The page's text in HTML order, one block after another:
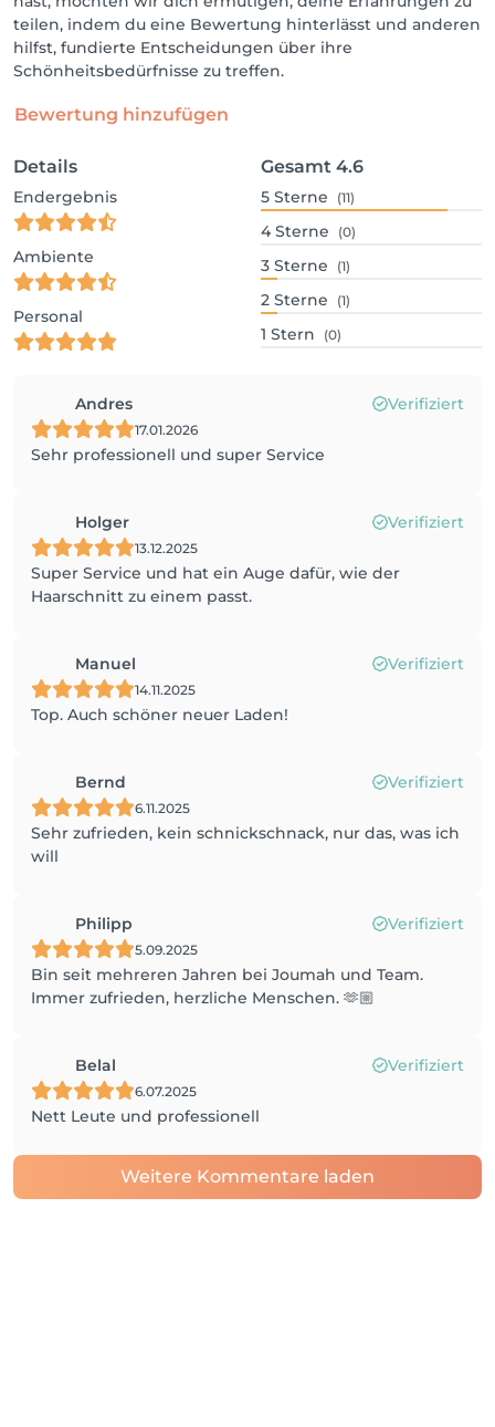
teilen, indem du eine Bewertung hinterlässt und anderen
hilfst, fundierte Entscheidungen über ihre
Schönheitsbedürfnisse zu treffen.
Bewertung hinzufügen
Details
Endergebnis
Ambiente
Personal
Gesamt 4.6
5 Sterne (11)
4 Sterne (0)
3 Sterne (1)
2 Sterne (1)
1 Stern (0)
Andres Verifiziert
17.01.2026
Sehr professionell und super Service
Holger Verifiziert
13.12.2025
Super Service und hat ein Auge dafür, wie der
Haarschnitt zu einem passt.
Manuel Verifiziert
14.11.2025
Top. Auch schöner neuer Laden!
Bernd Verifiziert
6.11.2025
Sehr zufrieden, kein schnickschnack, nur das, was ich
will
Philipp Verifiziert
5.09.2025
Bin seit mehreren Jahren bei Joumah und Team.
Immer zufrieden, herzliche Menschen. 🫶🏼
Belal Verifiziert
6.07.2025
Nett Leute und professionell
Weitere Kommentare laden